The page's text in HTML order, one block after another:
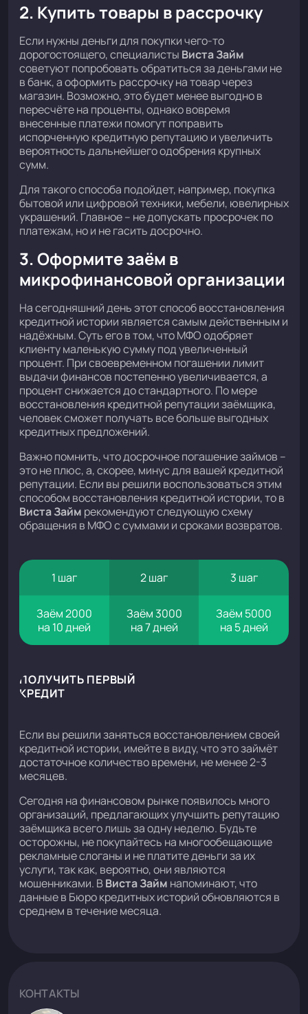
2. Купить товары в рассрочку
Если нужны деньги для покупки чего-то
дорогостоящего, специалисты Виста Займ
советуют попробовать обратиться за деньгами не
в банк, а оформить рассрочку на товар через
магазин. Возможно, это будет менее выгодно в
пересчёте на проценты, однако вовремя
внесенные платежи помогут поправить
испорченную кредитную репутацию и увеличить
вероятность дальнейшего одобрения крупных
сумм.
Для такого способа подойдет, например, покупка
бытовой или цифровой техники, мебели, ювелирных
украшений. Главное – не допускать просрочек по
платежам, но и не гасить досрочно.
3. Оформите заём в
микрофинансовой организации
На сегодняшний день этот способ восстановления
кредитной истории является самым действенным и
надёжным. Суть его в том, что МФО одобряет
клиенту маленькую сумму под увеличенный
процент. При своевременном погашении лимит
выдачи финансов постепенно увеличивается, а
процент снижается до стандартного. По мере
восстановления кредитной репутации заёмщика,
человек сможет получать все больше выгодных
кредитных предложений.
Важно помнить, что досрочное погашение займов –
это не плюс, а, скорее, минус для вашей кредитной
репутации. Если вы решили воспользоваться этим
способом восстановления кредитной истории, то в
Виста Займ рекомендуют следующую схему
обращения в МФО с суммами и сроками возвратов.
1 шаг 2 шаг 3 шаг
Заём 2000
на 10 дней
Заём 3000
на 7 дней
Заём 5000
на 5 дней
ПОЛУЧИТЬ ПЕРВЫЙ
КРЕДИТ
Если вы решили заняться восстановлением своей
кредитной истории, имейте в виду, что это займёт
достаточное количество времени, не менее 2-3
месяцев.
Сегодня на финансовом рынке появилось много
организаций, предлагающих улучшить репутацию
заёмщика всего лишь за одну неделю. Будьте
осторожны, не покупайтесь на многообещающие
рекламные слоганы и не платите деньги за их
услуги, так как, вероятно, они являются
мошенниками. ВВиста Займ напоминают, что
данные в Бюро кредитных историй обновляются в
среднем в течение месяца.
КОНТАКТЫ